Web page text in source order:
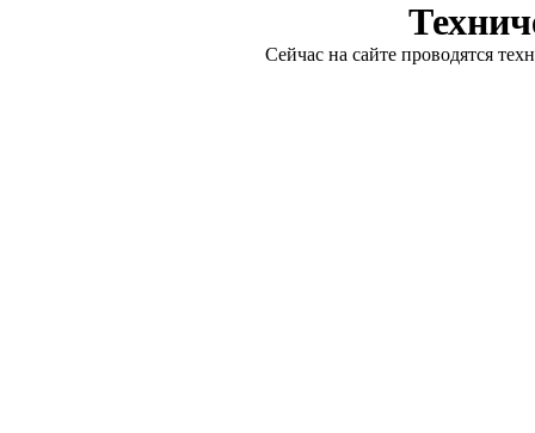
Сейчас на сайте проводятся